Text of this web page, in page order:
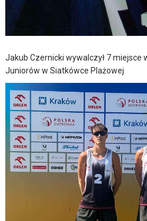
Jakub Czernicki wywalczył 7 miejsce
Juniorów w Siatkówce Plażowej